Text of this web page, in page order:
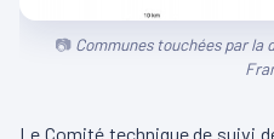
Communes touchées par la
Le Comité technique de suivi